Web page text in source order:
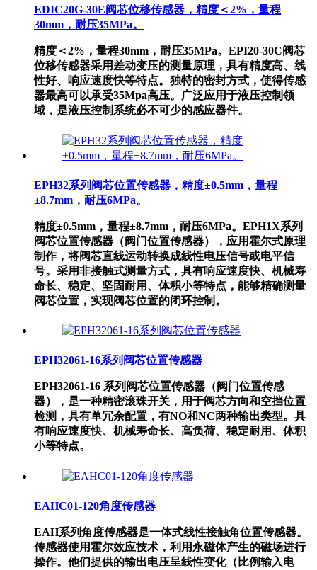
EDIC20G-30E阀芯位移传感器，精度＜2%，量程
30mm，耐压35MPa。
精度＜2%，量程30mm，耐压35MPa。EPI20-30C阀芯
位移传感器采用差动变压的测量原理，具有精度高、线
性好、响应速度快等特点。独特的密封方式，使得传感
器最高可以承受35Mpa高压。广泛应用于液压控制领
域，是液压控制系统必不可少的感应器件。
EPH32系列阀芯位置传感器，精度±0.5mm，量程
±8.7mm，耐压6MPa。
精度±0.5mm，量程±8.7mm，耐压6MPa。EPH1X系列
阀芯位置传感器（阀门位置传感器），应用霍尔式原理
制作，将阀芯直线运动转换成线性电压信号或电平信
号。采用非接触式测量方式，具有响应速度快、机械寿
命长、稳定、坚固耐用、体积小等特点，能够精确测量
阀芯位置，实现阀芯位置的闭环控制。
EPH32061-16系列阀芯位置传感器
EPH32061-16 系列阀芯位置传感器（阀门位置传感
器），是一种精密滚珠开关，用于阀芯方向和空挡位置
检测，具有单冗余配置，有NO和NC两种输出类型。具
有响应速度快、机械寿命长、高负荷、稳定耐用、体积
小等特点。
EAHC01-120角度传感器
EAH系列角度传感器是一体式线性接触角位置传感器。
传感器使用霍尔效应技术，利用永磁体产生的磁场进行
操作。他们提供的输出电压呈线性变化（比例输入电